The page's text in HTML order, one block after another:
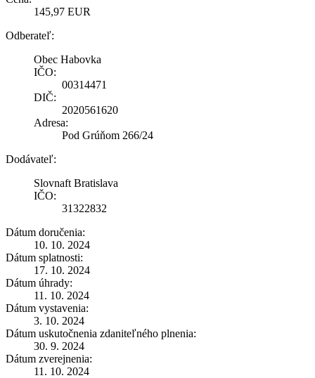
145,97 EUR
Odberateľ:
Obec Habovka
IČO:
00314471
DIČ:
2020561620
Adresa:
Pod Grúňom 266/24
Dodávateľ:
Slovnaft Bratislava
IČO:
31322832
Dátum doručenia:
10. 10. 2024
Dátum splatnosti:
17. 10. 2024
Dátum úhrady:
11. 10. 2024
Dátum vystavenia:
3. 10. 2024
Dátum uskutočnenia zdaniteľného plnenia:
30. 9. 2024
Dátum zverejnenia:
11. 10. 2024